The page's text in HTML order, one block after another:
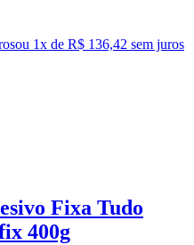
ou 1x de R$ 136,42 sem juros
Fixa Tudo
400g